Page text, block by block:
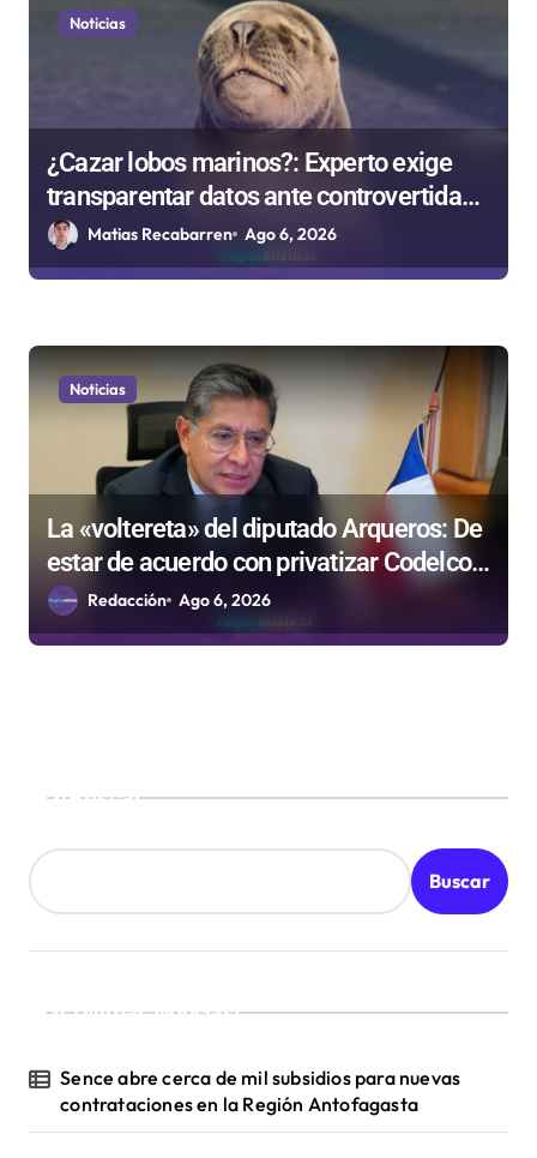
Noticias
¿Cazar lobos marinos?: Experto exige
transparentar datos ante controvertida
medida que evalúa el Gobierno
Matias Recabarren Ago 6, 2026
Noticias
La «voltereta» del diputado Arqueros: De
estar de acuerdo con privatizar Codelco a
defender una empresa 100% estatal
Redacción Ago 6, 2026
Buscar
Buscar
¡Ultimas Noticias!
Sence abre cerca de mil subsidios para nuevas
contrataciones en la Región Antofagasta